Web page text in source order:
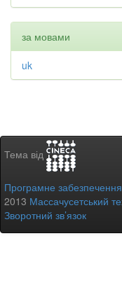
за мовами
uk
Тема від
Програмне
2013 Массачусетський
Зворотний зв’язок